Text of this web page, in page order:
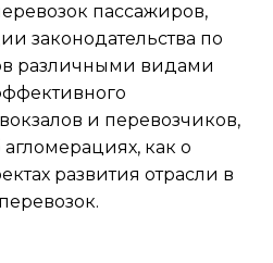
пассажиров,
законодательства по
различными видами
и перевозчиков,
как о
развития отрасли в